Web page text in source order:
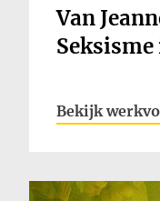
Van
Bekijk